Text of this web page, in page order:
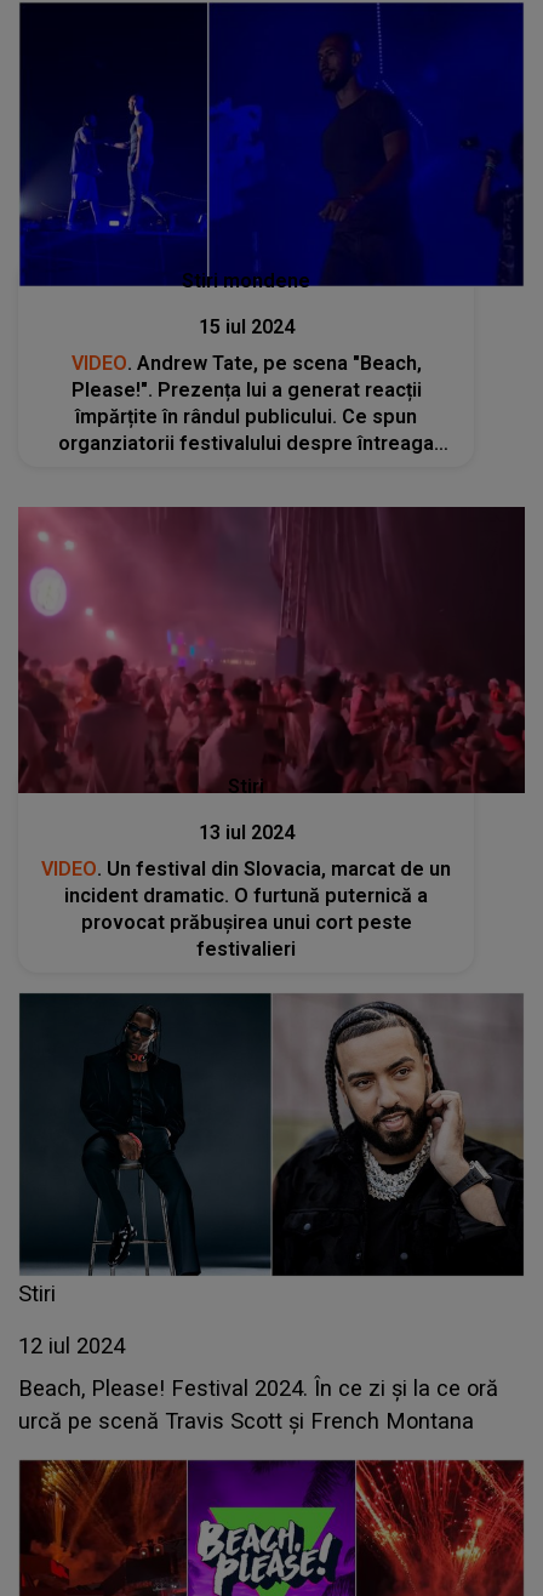
Stiri mondene
15 iul 2024
VIDEO. Andrew Tate, pe scena "Beach,
Please!". Prezența lui a generat reacții
împărțite în rândul publicului. Ce spun
organziatorii festivalului despre întreaga
Stiri
13 iul 2024
VIDEO. Un festival din Slovacia, marcat de un
incident dramatic. O furtună puternică a
provocat prăbușirea unui cort peste
festivalieri
Stiri
12 iul 2024
Beach, Please! Festival 2024. În ce zi și la ce oră
urcă pe scenă Travis Scott și French Montana